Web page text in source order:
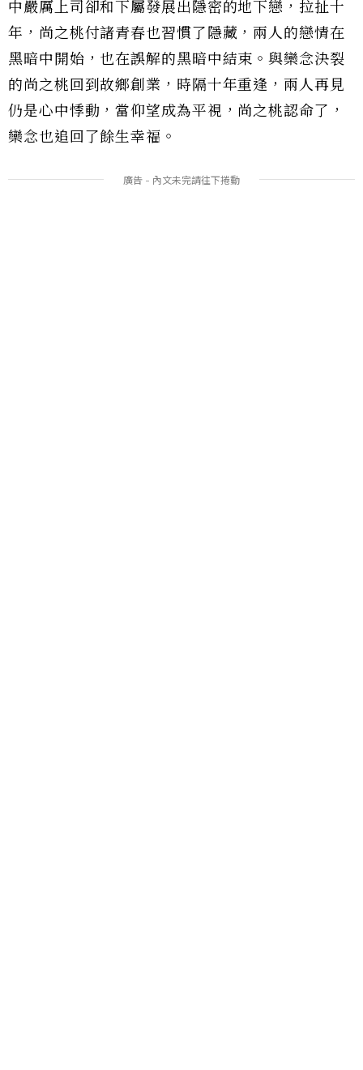
中嚴厲上司卻和下屬發展出隱密的地下戀，拉扯十
年，尚之桃付諸青春也習慣了隱藏，兩人的戀情在
黑暗中開始，也在誤解的黑暗中結束。與欒念決裂
的尚之桃回到故鄉創業，時隔十年重逢，兩人再見
仍是心中悸動，當仰望成為平視，尚之桃認命了，
欒念也追回了餘生幸福。